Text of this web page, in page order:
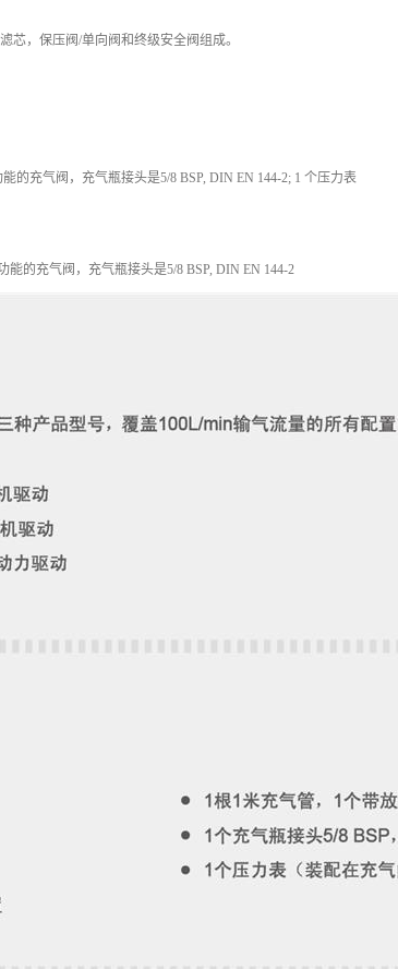
芯，保压阀/单向阀和终级安全阀组成。
的充气阀，充气瓶接头是5/8 BSP, DIN EN 144-2; 1 个压力表
的充气阀，充气瓶接头是5/8 BSP, DIN EN 144-2